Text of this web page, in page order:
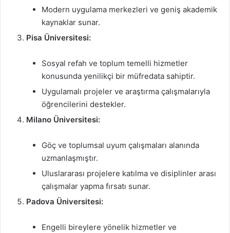
Modern uygulama merkezleri ve geniş akademik
kaynaklar sunar.
Pisa Üniversitesi:
Sosyal refah ve toplum temelli hizmetler
konusunda yenilikçi bir müfredata sahiptir.
Uygulamalı projeler ve araştırma çalışmalarıyla
öğrencilerini destekler.
Milano Üniversitesi:
Göç ve toplumsal uyum çalışmaları alanında
uzmanlaşmıştır.
Uluslararası projelere katılma ve disiplinler arası
çalışmalar yapma fırsatı sunar.
Padova Üniversitesi:
Engelli bireylere yönelik hizmetler ve